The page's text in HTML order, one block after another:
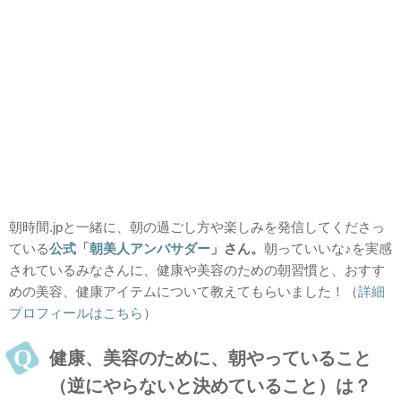
朝時間.jpと一緒に、朝の過ごし方や楽しみを発信してくださっ
ている公式「朝美人アンバサダー 」さん。 朝っていいな♪を実感
されているみなさんに、健康や美容のための朝習慣と、おすす
めの美容、健康アイテムについて教えてもらいました！（詳細
プロフィールはこちら ）
健康、美容のために、朝やっていること
（逆にやらないと決めていること）は？